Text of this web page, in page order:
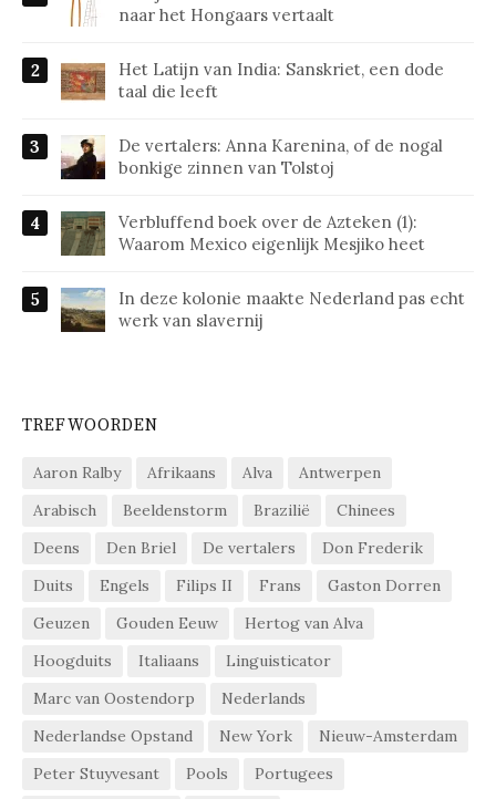
naar het Hongaars vertaalt
Het Latijn van India: Sanskriet, een dode
taal die leeft
De vertalers: Anna Karenina, of de nogal
bonkige zinnen van Tolstoj
Verbluffend boek over de Azteken (1):
Waarom Mexico eigenlijk Mesjiko heet
In deze kolonie maakte Nederland pas echt
werk van slavernij
TREFWOORDEN
Aaron Ralby Afrikaans Alva
Antwerpen
Arabisch
Beeldenstorm Brazilië
Chinees
Deens
Den Briel De vertalers
Don Frederik
Duits
Engels Filips II Frans
Gaston Dorren
Geuzen
Gouden Eeuw
Hertog van Alva
Hoogduits
Italiaans
Linguisticator
Marc van Oostendorp
Nederlands
Nederlandse Opstand
New York
Nieuw-Amsterdam
Peter Stuyvesant
Pools
Portugees